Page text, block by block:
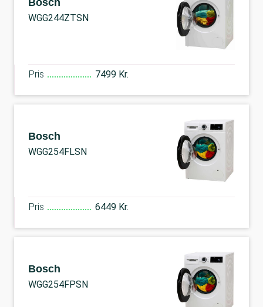
Bosch
WGG244ZTSN
Pris 7499 Kr.
Bosch
WGG254FLSN
Pris 6449 Kr.
Bosch
WGG254FPSN